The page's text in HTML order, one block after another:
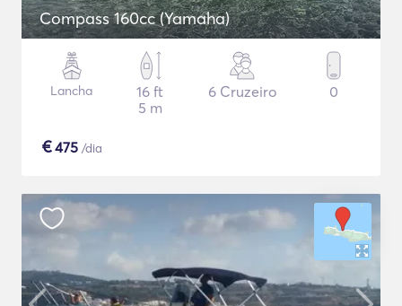
Compass 160cc (Yamaha)
Lancha
16 ft
5 m
6 Cruzeiro 0
€475 /dia